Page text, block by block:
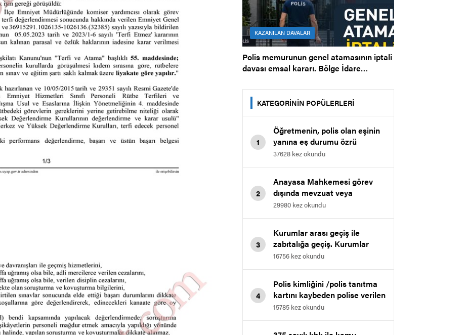
KAZANILAN DAVALAR
Polis memurunun genel atamasının iptali
davası emsal kararı. Bölge İdare
KATEGORİNİN POPÜLERLERİ
1
Öğretmenin, polis olan eşinin
yanına eş durumu özrü
nedeniyle il içi atamasına dair
37628 kez okundu
2
Anayasa Mahkemesi görev
dışında mevzuat veya
talimatlarla yasaklanan
29980 kez okundu
3
Kurumlar arası geçiş ile
zabıtalığa geçiş. Kurumlar
arası geçişte muvafakat
16756 kez okundu
4
Polis kimliğini /polis tanıtma
kartını kaybeden polise verilen
cezanın iptali
15785 kez okundu